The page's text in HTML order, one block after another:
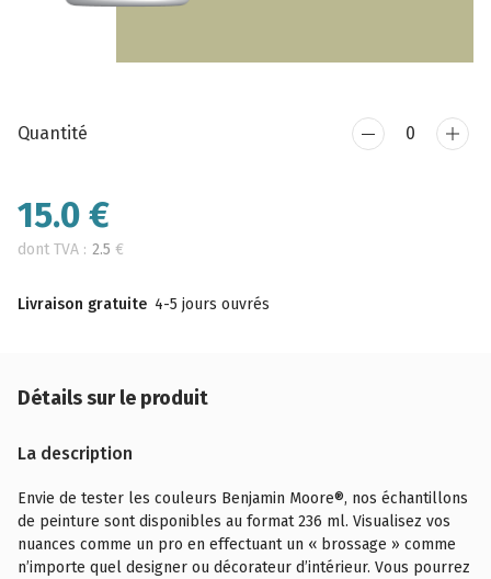
Quantité
15.0 €
dont TVA : 2.5 €
Livraison gratuite 4-5 jours ouvrés
Détails sur le produit
La description
Envie de tester les couleurs Benjamin Moore®, nos échantillons
de peinture sont disponibles au format 236 ml. Visualisez vos
nuances comme un pro en effectuant un « brossage » comme
n’importe quel designer ou décorateur d’intérieur. Vous pourrez